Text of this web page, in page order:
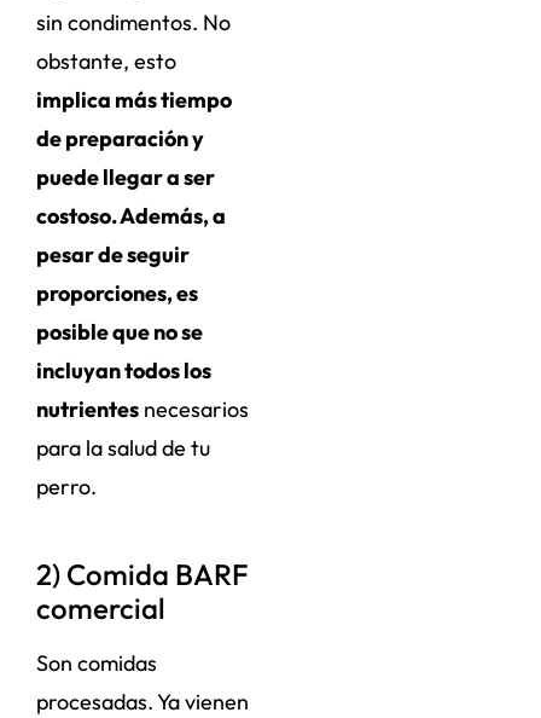
sin condimentos. No
obstante, esto
implica más tiempo
de preparación y
puede llegar a ser
costoso. Además, a
pesar de seguir
proporciones, es
posible que no se
incluyan todos los
nutrientes necesarios
para la salud de tu
perro.
2) Comida BARF
comercial
Son comidas
procesadas. Ya vienen